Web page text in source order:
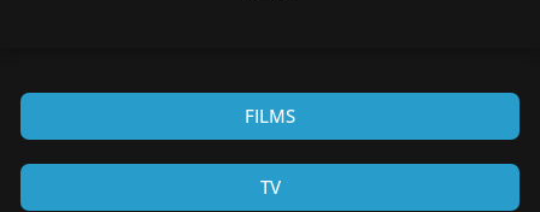
FILMS
TV